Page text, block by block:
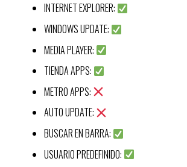
INTERNET EXPLORER:
WINDOWS UPDATE:
MEDIA PLAYER:
TIENDA APPS:
METRO APPS:
AUTO UPDATE:
BUSCAR EN BARRA:
USUARIO PREDEFINIDO: